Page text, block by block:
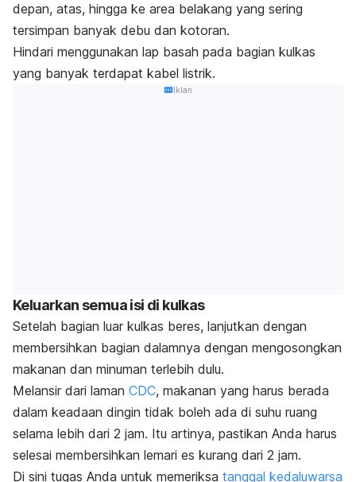
depan, atas, hingga ke area belakang yang sering
tersimpan banyak debu dan kotoran.
Hindari menggunakan lap basah pada bagian kulkas
yang banyak terdapat kabel listrik.
Iklan
Keluarkan semua isi di kulkas
Setelah bagian luar kulkas beres, lanjutkan dengan
membersihkan bagian dalamnya dengan mengosongkan
makanan dan minuman terlebih dulu.
Melansir dari laman CDC, makanan yang harus berada
dalam keadaan dingin tidak boleh ada di suhu ruang
selama lebih dari 2 jam. Itu artinya, pastikan Anda harus
selesai membersihkan lemari es kurang dari 2 jam.
Di sini tugas Anda untuk memeriksa tanggal kedaluwarsa